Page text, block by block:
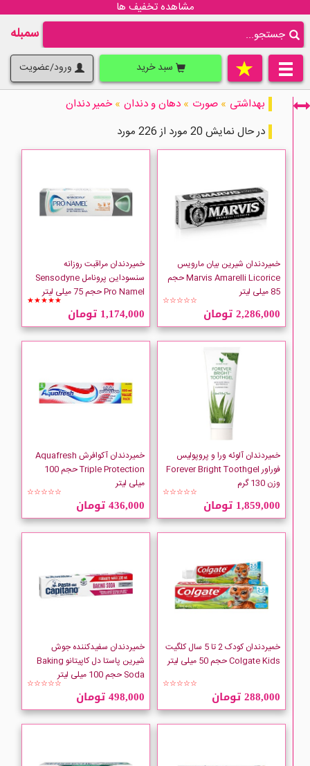
مشاهده تخفیف ها
سمبله
سبد خرید ورود/عضویت
فقط نمایش کالاهای موجود
Active Oral Care
Aquafresh
ARM and HAMMER
Bencer
CLIVEN
Closeup
Colgate
Crest
Denivit
hello
HERBEX
بهداشتی » صورت » دهان و دندان »خمیر دندان
در حال نمایش 20 مورد از 226 مورد
خمیردندان شیرین بیان مارویس
Marvis Amarelli Licorice حجم
85 میلی لیتر
☆☆☆☆☆
2,286,000 تومان
خمیردندان مراقبت روزانه
سنسوداین پرونامل Sensodyne
Pro Namel حجم 75 میلی لیتر
★★★★★
1,174,000 تومان
خمیردندان آلوئه ورا و پروپولیس
فوراور Forever Bright Toothgel
وزن 130 گرم
☆☆☆☆☆
1,859,000 تومان
خمیردندان آکوافرش Aquafresh
Triple Protection حجم 100
میلی لیتر
☆☆☆☆☆
436,000 تومان
خمیردندان کودک 2 تا 5 سال کلگیت
Colgate Kids حجم 50 میلی لیتر
☆☆☆☆☆
288,000 تومان
خمیردندان سفیدکننده جوش
شیرین پاستا دل کاپیتانو Baking
Soda حجم 100 میلی لیتر
☆☆☆☆☆
498,000 تومان